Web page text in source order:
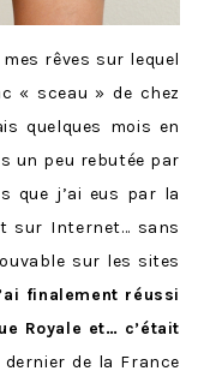
rêves sur lequel
« sceau » de chez
quelques mois en
un peu rebutée par
que j’ai eus par la
sur Internet… sans
sur les sites
finalement réussi
Royale et… c’était
dernier de la France